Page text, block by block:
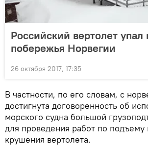
Российский вертолет
побережья Норвегии
26 октября 2017, 17:35
В частности, по его словам, с
достигнута договоренность об
морского судна большой
для проведения работ по подъему
крушения вертолета.